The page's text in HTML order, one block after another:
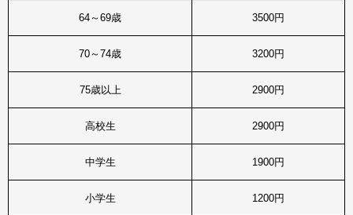
64～69歳 3500円
70～74歳 3200円
75歳以上 2900円
高校生 2900円
中学生 1900円
小学生 1200円